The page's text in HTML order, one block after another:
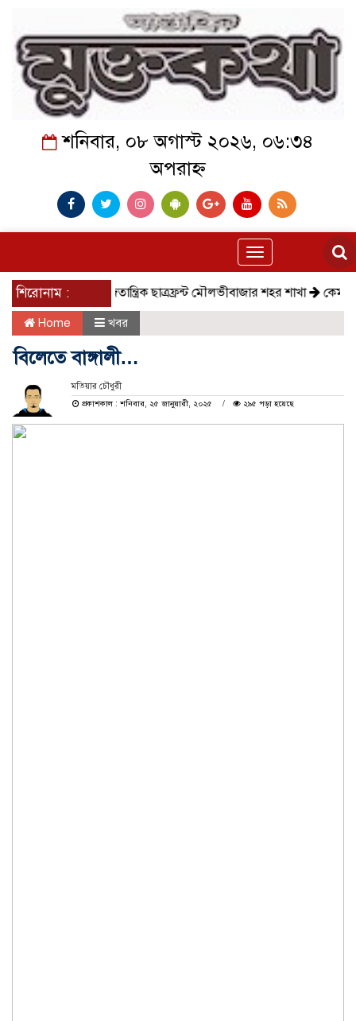
শনিবার, ০৮ অগাস্ট ২০২৬, ০৬:৩৪
অপরাহ্ন
Toggle
navigation
শিরোনাম :সমাজতান্ত্রিক ছাত্রফ্রন্ট মৌলভীবাজার শহর শাখা কেমন আছে
Home খবর
বিলেতে বাঙ্গালী…
মতিয়ার চৌধুরী
প্রকাশকাল : শনিবার, ২৫ জানুয়ারী, ২০২৫
২৯৫ পড়া হয়েছে